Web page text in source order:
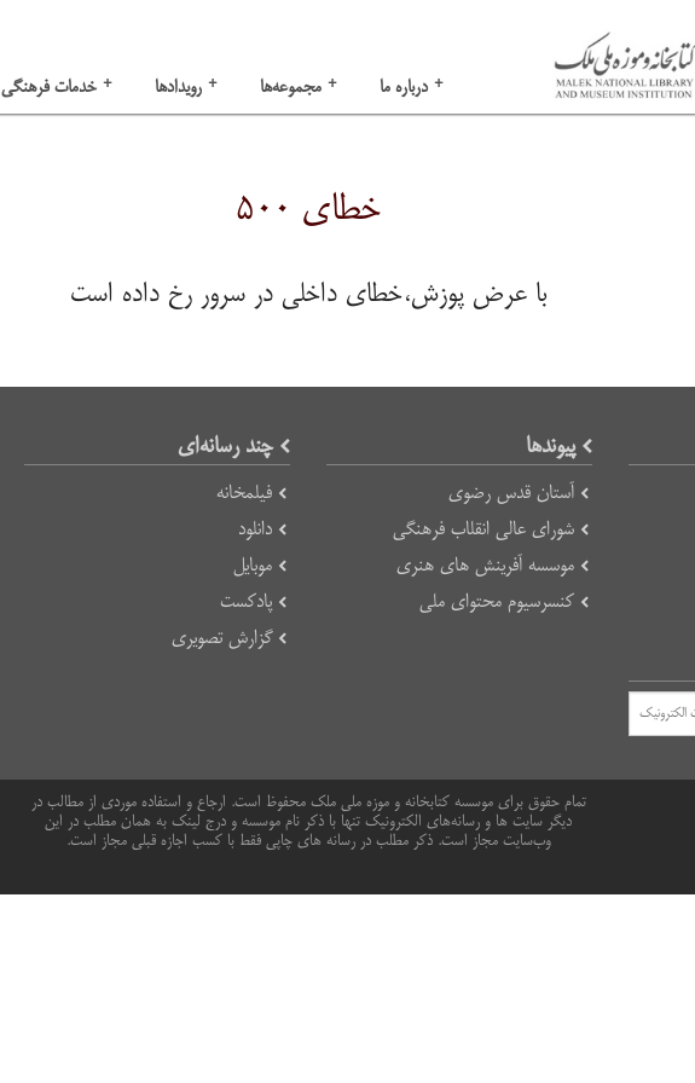
خدمات فرهنگی + رویدادها + مجموعه‌ها + درباره ما +
خطای ۵۰۰
با عرض پوزش،خطای داخلی در سرور رخ داده است
پیوند‌ها
آستان قدس رضوی
شورای عالی انقلاب فرهنگی
موسسه آفرینش های هنری
کنسرسیوم محتوای ملی
چند رسانه‌ای
فیلمخانه
دانلود
موبایل
پادکست
گزارش تصویری
تمام حقوق برای موسسه کتابخانه و موزه ملی ملک محفوظ است. ارجاع و استفاده موردی از مطالب در
دیگر سایت ها و رسانه‌های الکترونیک تنها با ذکر نام موسسه و درج لینک به همان مطلب در این
وب‌سایت مجاز است. ذکر مطلب در رسانه های چاپی فقط با کسب اجازه قبلی مجاز است.